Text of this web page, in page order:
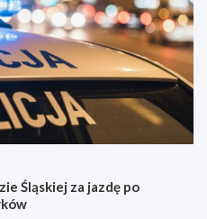
Śląskiej za jazdę po